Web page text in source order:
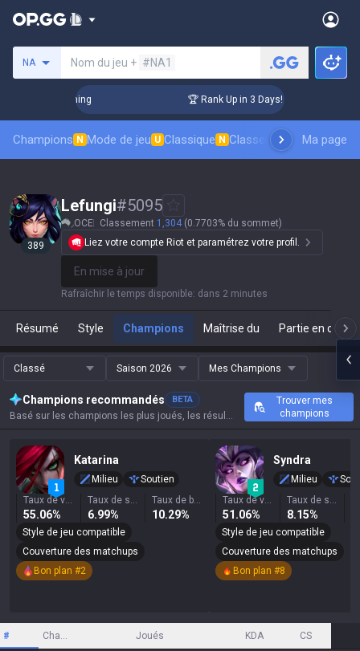
NA Nom du jeu + #NA1
Coaching 🏆 Rank Up in 3 Days! Challenger
Champions N Mode de jeu U Classique N Classement des skins
Ma page
389
Lefungi#5095
OCE Classement 1,304 (0.7703% du sommet)
Liez votre compte Riot et paramétrez votre profil.
En mise à jour
Rafraîchir le temps disponible: dans 2 minutes
Résumé Style Champions Maîtrise du Partie en cours
Classé Saison 2026 Mes Champions
Champions recommandés BETA
Basé sur les champions les plus joués, les résultats et les statistiques clés de cet invocateur.
Trouver mes
champions
Katarina
Milieu
Soutien
Taux de victoire
55.06%
Taux de sélection
6.99%
Taux de bannissement
10.29%
Style de jeu compatible
Couverture des matchups
Bon plan #2
Syndra
Milieu
Taux de victoire
51.06%
Taux de sélection
8.15%
Style de jeu compatible
Couverture des matchups
Bon plan #8
# Champion Joués KDA CS